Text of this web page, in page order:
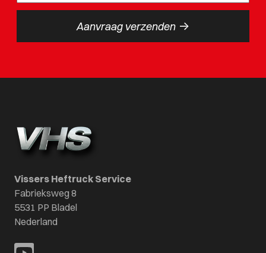
Aanvraag verzenden ->
Vissers Heftruck Service
Fabrieksweg 8
5531 PP Bladel
Nederland